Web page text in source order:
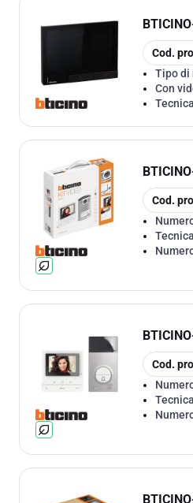
BTICINO
copia
Cod.
Tipo di
Con
BTICINO
copia
Cod.
BTICINO
copia
Cod.
BTICINO